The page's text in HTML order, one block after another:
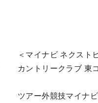
＜マイナビ ネクス
カントリークラブ 東
ツアー外競技マイナ